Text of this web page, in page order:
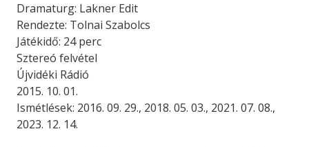
Dramaturg: Lakner Edit
Rendezte: Tolnai Szabolcs
Játékidő: 24 perc
Sztereó felvétel
Újvidéki Rádió
2015. 10. 01.
Ismétlések: 2016. 09. 29., 2018. 05. 03., 2021. 07. 08.,
2023. 12. 14.